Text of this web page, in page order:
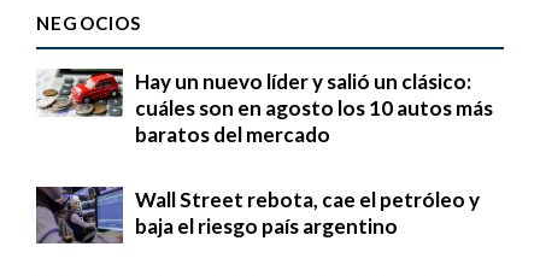
NEGOCIOS
Hay un nuevo líder y salió un clásico:
cuáles son en agosto los 10 autos más
baratos del mercado
Wall Street rebota, cae el petróleo y
baja el riesgo país argentino